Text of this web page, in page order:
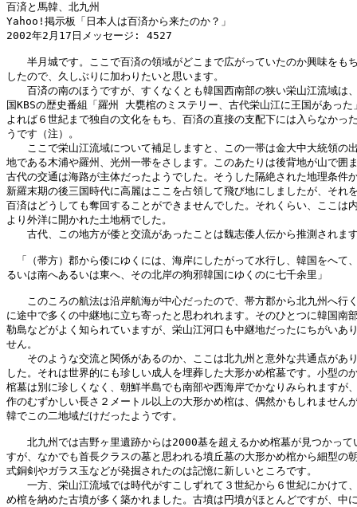
百済と馬韓、北九州
Yahoo!掲示板「日本人は百済から来たのか？」
2002年2月17日メッセージ: 4527
半月城です。ここで百済の領域がどこまで広がっていたのか興味をも
したので、久しぶりに加わりたいと思います。
百済の南のほうですが、すくなくとも韓国西南部の狭い栄山江流域は
国KBSの歴史番組「羅州 大甕棺のミステリー、古代栄山江に王国があった
よれば６世紀まで独自の文化をもち、百済の直接の支配下には入らなかっ
うです（注）。
ここで栄山江流域について補足しますと、この一帯は金大中大統領の
地である木浦や羅州、光州一帯をさします。このあたりは後背地が山で囲
古代の交通は海路が主体だったようでした。そうした隔絶された地理条件
新羅末期の後三国時代に高麗はここを占領して飛び地にしましたが、それ
百済はどうしても奪回することができませんでした。それくらい、ここは
より外洋に開かれた土地柄でした。
古代、この地方が倭と交流があったことは魏志倭人伝から推測されま
「（帯方）郡から倭にゆくには、海岸にしたがって水行し、韓国をへて
るいは南へあるいは東へ、その北岸の狗邪韓国にゆくのに七千余里」
このころの航法は沿岸航海が中心だったので、帯方郡から北九州へ行
に途中で多くの中継地に立ち寄ったと思われれます。そのひとつに韓国南
勒島などがよく知られていますが、栄山江河口も中継地だったにちがいあ
せん。
そのような交流と関係があるのか、ここは北九州と意外な共通点があ
した。それは世界的にも珍しい成人を埋葬した大形かめ棺墓です。小型の
棺墓は別に珍しくなく、朝鮮半島でも南部や西海岸でかなりみられますが
作のむずかしい長さ２メートル以上の大形かめ棺は、偶然かもしれません
韓でこの二地域だけだったようです。
北九州では吉野ヶ里遺跡からは2000基を超えるかめ棺墓が見つかって
すが、なかでも首長クラスの墓と思われる墳丘墓の大形かめ棺から細型の
式銅剣やガラス玉などが発掘されたのは記憶に新しいところです。
一方、栄山江流域では時代がすこしずれて３世紀から６世紀にかけて
め棺を納めた古墳が多く築かれました。古墳は円墳がほとんどですが、中